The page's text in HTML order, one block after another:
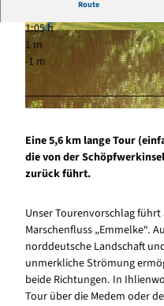
© Martina Nolte, Tourist-Information
f |CC-BY-
Route
1:05 h
1 m
-1 m
Eine 5,6 km lange Tour
die von der
zurück führt.
Unser Tourenvorschlag
Marschenfluss „Emmelke“.
norddeutsche Landschaft
unmerkliche Strömung
beide Richtungen. In
Tour über die Medem oder